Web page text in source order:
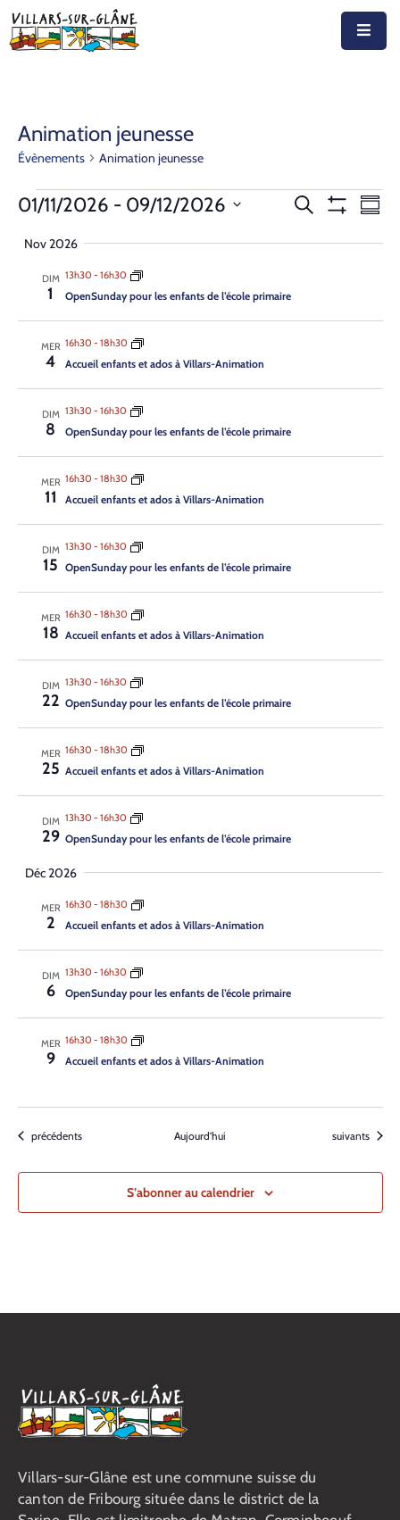
Agenda
Autorités
Prestations
Documents
Découvrir
Emplois
Animation jeunesse
Évènements Animation jeunesse
Recherche
et
de
vues
Recherche
Filtres
01/11/2026 - 09/12/2026
la
date
Nov 2026
DIM
1
13h30 - 16h30
Open­Sun­day pour les enfants de l’é­cole pri­maire
MER
4
16h30 - 18h30
Accueil enfants et ados à Villars-Animation
DIM
8
13h30 - 16h30
Open­Sun­day pour les enfants de l’é­cole pri­maire
MER
11
16h30 - 18h30
Accueil enfants et ados à Villars-Animation
DIM
15
13h30 - 16h30
Open­Sun­day pour les enfants de l’é­cole pri­maire
MER
18
16h30 - 18h30
Accueil enfants et ados à Villars-Animation
DIM
22
13h30 - 16h30
Open­Sun­day pour les enfants de l’é­cole pri­maire
MER
25
16h30 - 18h30
Accueil enfants et ados à Villars-Animation
DIM
29
13h30 - 16h30
Open­Sun­day pour les enfants de l’é­cole pri­maire
Déc 2026
MER
2
16h30 - 18h30
Accueil enfants et ados à Villars-Animation
DIM
6
13h30 - 16h30
Open­Sun­day pour les enfants de l’é­cole pri­maire
MER
9
16h30 - 18h30
Accueil enfants et ados à Villars-Animation
Évènements
précédents Aujourd’hui Évènements
suivants
S’abonner au calendrier
Villars-sur-Glâne est une commune suisse du
canton de Fribourg située dans le district de la